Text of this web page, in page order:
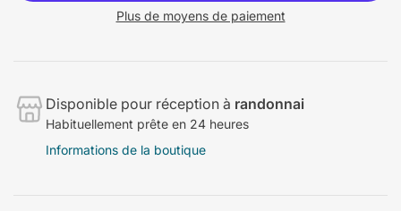
Plus de moyens de paiement
Disponible pour réception à randonnai
Habituellement prête en 24 heures
Informations de la boutique